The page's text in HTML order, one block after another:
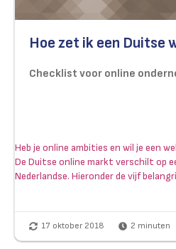
Hoe zet ik een Duitse
Checklist voor online
Heb je online ambities en wil je een
De Duitse online markt verschilt op
Nederlandse. Hieronder de vijf
17 oktober 2018 2 minuten